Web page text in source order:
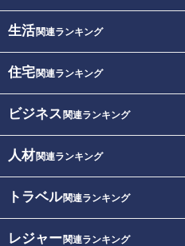
生活関連ランキング
住宅関連ランキング
ビジネス 関連ランキング
人材関連ランキング
トラベル関連ランキング
レジャー関連ランキング